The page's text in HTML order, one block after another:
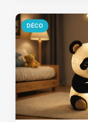
DÉCO